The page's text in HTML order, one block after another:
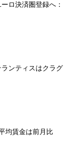
ロ決済圏登録へ：
ンティスはクラグ
均賃金は前月比